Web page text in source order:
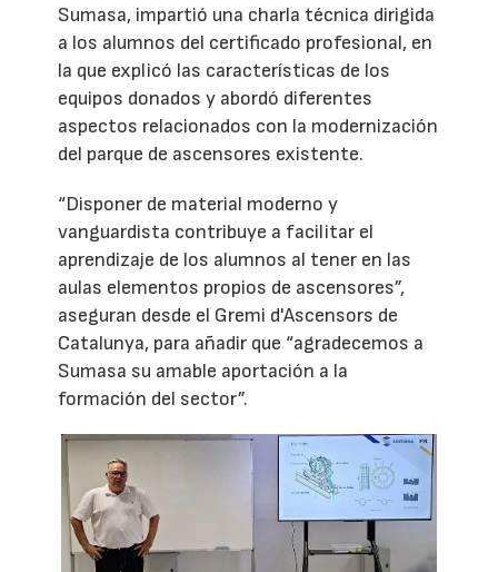
Sumasa, impartió una charla técnica dirigida
a los alumnos del certificado profesional, en
la que explicó las características de los
equipos donados y abordó diferentes
aspectos relacionados con la modernización
del parque de ascensores existente.
“Disponer de material moderno y
vanguardista contribuye a facilitar el
aprendizaje de los alumnos al tener en las
aulas elementos propios de ascensores”,
aseguran desde el Gremi d'Ascensors de
Catalunya, para añadir que “agradecemos a
Sumasa su amable aportación a la
formación del sector”.